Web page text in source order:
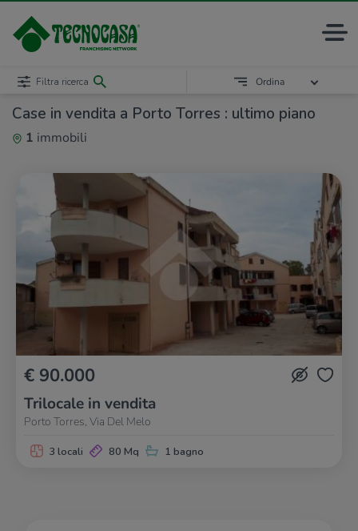
Case in vendita a Porto Torres : ultimo piano
1 immobili
Filtra ricerca Ordina
€ 90.000
Trilocale in vendita
Porto Torres, Via Del Melo
3 locali 80 Mq 1 bagno